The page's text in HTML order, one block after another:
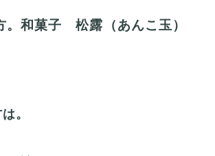
。和菓子 松露（あんこ玉）
。